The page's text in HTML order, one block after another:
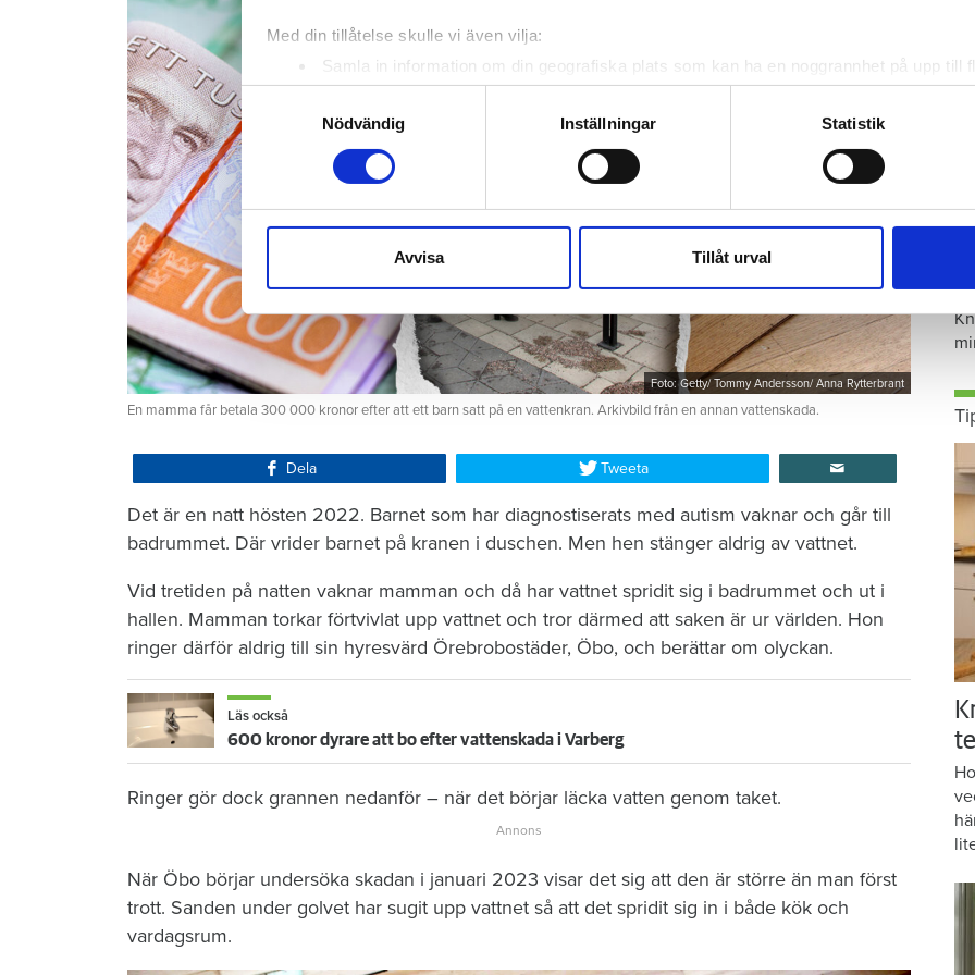
Med din tillåtelse skulle vi även vilja:
Samla in information om din geografiska plats som kan ha en noggrannhet på upp till
Identifiera din enhet genom att aktivt skanna den för specifika kännetecken
Ta reda på mer om hur dina personliga uppgifter behandlas och ställ in dina preferenser i
eller dra tillbaka ditt samtycke när som helst från cookie-förklaringen.
sociala medier och analysera vår trafik. Vi vidarebefordrar även sådana identifierare och
till de sociala medier och annons- och analysföretag som vi samarbetar med. Dessa kan i
Samtyckesval
Nödvändig
Inställningar Statistik
Avvisa Tillåt urval
Foto: Getty/ Tommy Andersson/ Anna Rytterbrant
En mamma får betala 300 000 kronor efter att ett barn satt på en vattenkran. Arkivbild från en annan vattenskada.
Dela Tweeta
Det är en natt hösten 2022. Barnet som har diagnostiserats med autism vaknar och går till
badrummet. Där vrider barnet på kranen i duschen. Men hen stänger aldrig av vattnet.
Vid tretiden på natten vaknar mamman och då har vattnet spridit sig i badrummet och ut i
hallen. Mamman torkar förtvivlat upp vattnet och tror därmed att saken är ur världen. Hon
ringer därför aldrig till sin hyresvärd Örebrobostäder, Öbo, och berättar om olyckan.
Läs också
600 kronor dyrare att bo efter vattenskada i Varberg
Ringer gör dock grannen nedanför – när det börjar läcka vatten genom taket.
När Öbo börjar undersöka skadan i januari 2023 visar det sig att den är större än man först
trott. Sanden under golvet har sugit upp vattnet så att det spridit sig in i både kök och
vardagsrum.